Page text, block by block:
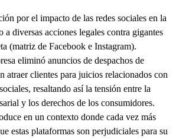
por el impacto de las redes sociales en la
a diversas acciones legales contra gigantes
(matriz de Facebook e Instagram).
eliminó anuncios de despachos de
atraer clientes para juicios relacionados con
resaltando así la tensión entre la
y los derechos de los consumidores.
en un contexto donde cada vez más
estas plataformas son perjudiciales para su